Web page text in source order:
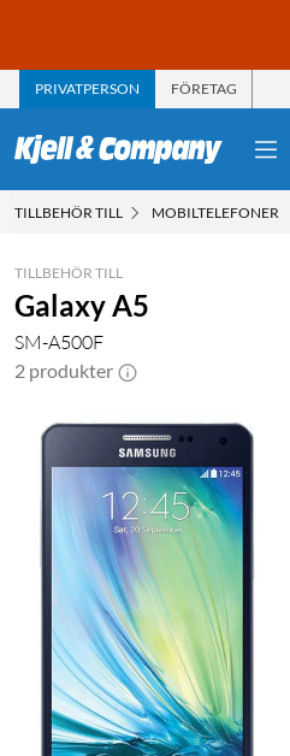
PRIVATPERSON FÖRETAG
TILLBEHÖR TILL MOBILTELEFONER
TILLBEHÖR TILL
Galaxy A5
SM-A500F
2 produkter